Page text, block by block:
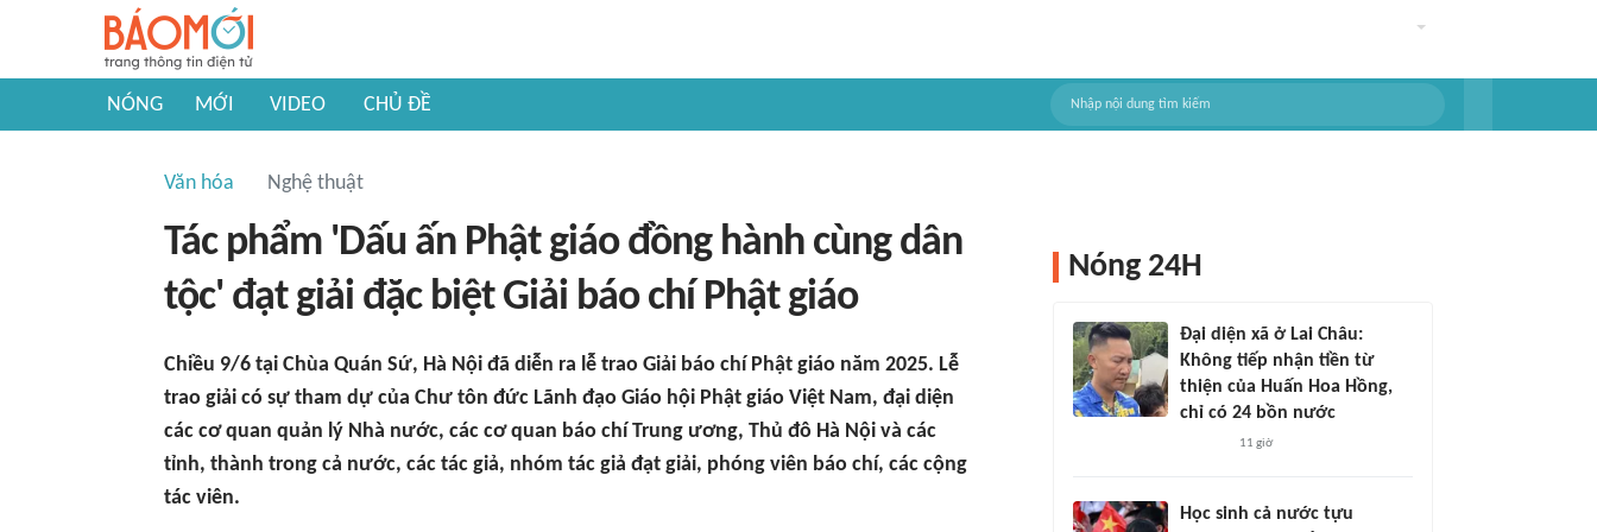
NÓNG MỚI VIDEO CHỦ ĐỀ
Văn hóa Nghệ thuật
Tác phẩm 'Dấu ấn Phật giáo đồng hành cùng dân
tộc' đạt giải đặc biệt Giải báo chí Phật giáo
Chiều 9/6 tại Chùa Quán Sứ, Hà Nội đã diễn ra lễ trao Giải báo chí Phật giáo năm 2025. Lễ
trao giải có sự tham dự của Chư tôn đức Lãnh đạo Giáo hội Phật giáo Việt Nam, đại diện
các cơ quan quản lý Nhà nước, các cơ quan báo chí Trung ương, Thủ đô Hà Nội và các
tỉnh, thành trong cả nước, các tác giả, nhóm tác giả đạt giải, phóng viên báo chí, các cộng
tác viên.
Nóng 24H
Đại diện xã ở Lai Châu:
Không tiếp nhận tiền từ
thiện của Huấn Hoa Hồng,
chỉ có 24 bồn nước
11 giờ
Học sinh cả nước tựu